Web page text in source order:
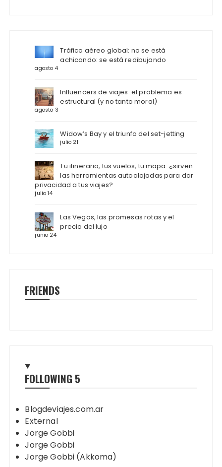
Tráfico aéreo global: no se está
achicando: se está redibujando
agosto 4
Influencers de viajes: el problema es
estructural (y no tanto moral)
agosto 3
Widow’s Bay y el triunfo del set-jetting
julio 21
Tu itinerario, tus vuelos, tu mapa: ¿sirven
las herramientas autoalojadas para dar
privacidad a tus viajes?
julio 14
Las Vegas, las promesas rotas y el
precio del lujo
junio 24
FRIENDS
FOLLOWING 5
Blogdeviajes.com.ar
External
Jorge Gobbi
Jorge Gobbi
Jorge Gobbi (Akkoma)